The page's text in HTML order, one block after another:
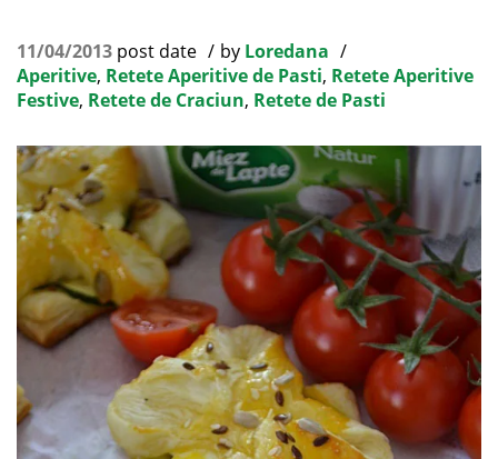
11/04/2013 post date by Loredana
Aperitive, Retete Aperitive de Pasti, Retete Aperitive
Festive, Retete de Craciun, Retete de Pasti